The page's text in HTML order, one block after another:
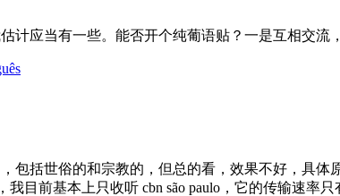
计应当有一些。能否开个纯葡语贴？一是互相交流
包括世俗的和宗教的，但总的看，效果不好，具
目前基本上只收听 cbn são paulo，它的传输速率只